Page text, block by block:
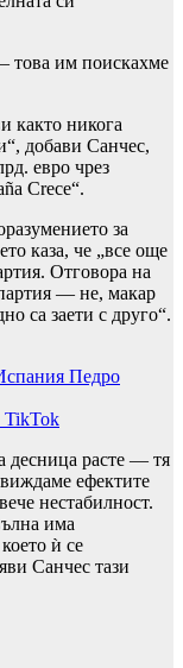
това им поискахме
както никога
добави Санчес,
евро чрез
Crece“.
за
каза, че „все още
Отговора на
— не, макар
са заети с друго“.
Педро
TikTok
десница расте — тя
ефектите
нестабилност.
има
ѝ се
Санчес тази